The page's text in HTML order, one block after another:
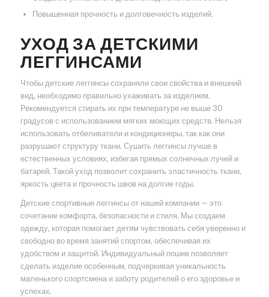
Повышенная прочность и долговечность изделий.
УХОД ЗА ДЕТСКИМИ
ЛЕГГИНСАМИ
Чтобы детские леггинсы сохраняли свои свойства и внешний
вид, необходимо правильно ухаживать за изделием.
Рекомендуется стирать их при температуре не выше 30
градусов с использованием мягких моющих средств. Нельзя
использовать отбеливатели и кондиционеры, так как они
разрушают структуру ткани. Сушить леггинсы лучше в
естественных условиях, избегая прямых солнечных лучей и
батарей. Такой уход позволит сохранить эластичность ткани,
яркость цвета и прочность швов на долгие годы.
Детские спортивные леггинсы от нашей компании — это
сочетание комфорта, безопасности и стиля. Мы создаем
одежду, которая помогает детям чувствовать себя уверенно и
свободно во время занятий спортом, обеспечивая их
удобством и защитой. Индивидуальный пошив позволяет
сделать изделие особенным, подчеркивая уникальность
маленького спортсмена и заботу родителей о его здоровье и
успехах.